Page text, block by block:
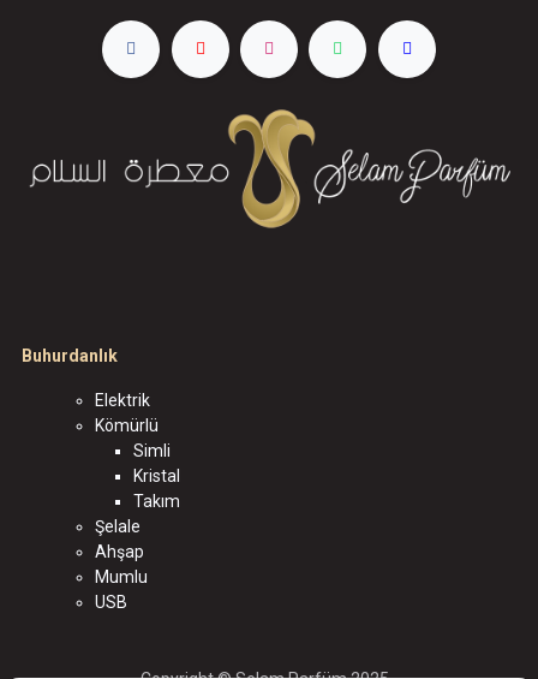
Buhurdanlık
Elektrik
Kömürlü
Simli
Kristal
Takım
Şelale
Ahşap
Mumlu
USB